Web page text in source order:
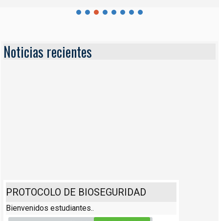
Noticias recientes
PROTOCOLO DE BIOSEGURIDAD
Bienvenidos estudiantes..